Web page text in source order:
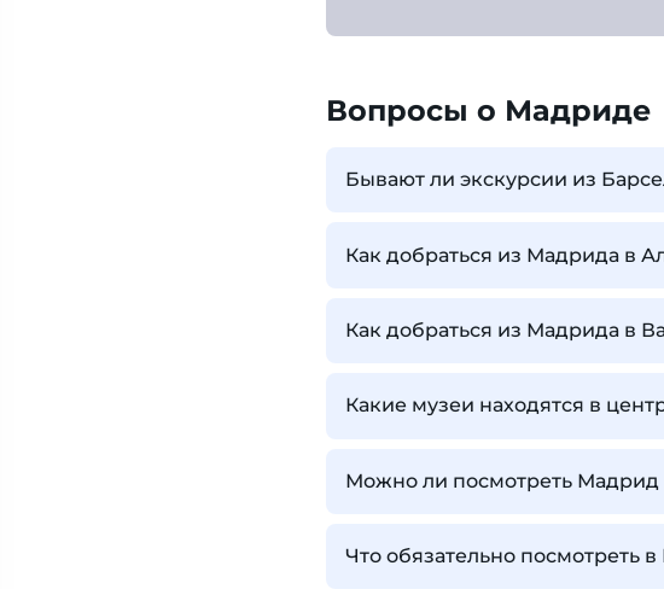
Вопросы о Мадриде
Бывают ли экскурсии из
Как добраться из Мадрида в
Как добраться из Мадрида в
Какие музеи находятся в
Можно ли посмотреть Мадрид
Что обязательно посмотреть